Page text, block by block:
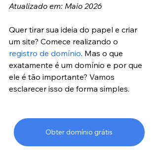
Atualizado em: Maio 2026
Quer tirar sua ideia do papel e criar
um site? Comece realizando o
registro de domínio. Mas o que
exatamente é um domínio e por que
ele é tão importante? Vamos
esclarecer isso de forma simples.
Obter domínio grátis